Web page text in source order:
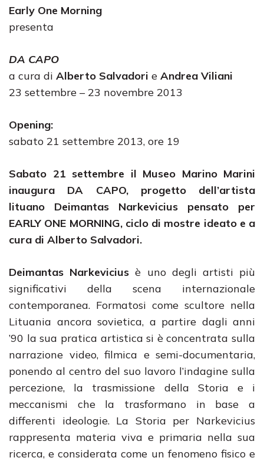
Early One Morning
presenta
DA CAPO
a cura di Alberto Salvadori e Andrea Viliani
23 settembre – 23 novembre 2013
Opening:
sabato 21 settembre 2013, ore 19
Sabato 21 settembre il Museo Marino Marini
inaugura DA CAPO, progetto dell’artista
lituano Deimantas Narkevicius pensato per
EARLY ONE MORNING, ciclo di mostre ideato e a
cura di Alberto Salvadori.
Deimantas Narkevicius è uno degli artisti più
significativi della scena internazionale
contemporanea. Formatosi come scultore nella
Lituania ancora sovietica, a partire dagli anni
’90 la sua pratica artistica si è concentrata sulla
narrazione video, filmica e semi-documentaria,
ponendo al centro del suo lavoro l’indagine sulla
percezione, la trasmissione della Storia e i
meccanismi che la trasformano in base a
differenti ideologie. La Storia per Narkevicius
rappresenta materia viva e primaria nella sua
ricerca, e considerata come un fenomeno fisico e